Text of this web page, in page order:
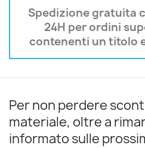
Spedizione gratuita
24H per ordini
contenenti un titolo
Per non perdere
materiale, oltre a
informato sulle